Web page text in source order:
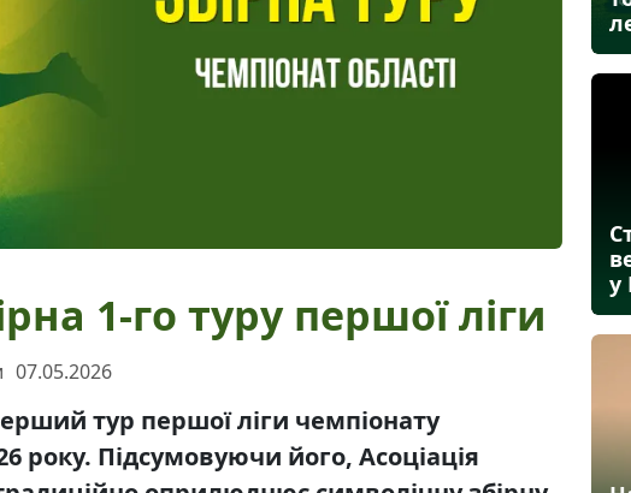
1-го туру першої ліги
07.05.2026
тур першої ліги чемпіонату
року. Підсумовуючи його, Асоціація
у